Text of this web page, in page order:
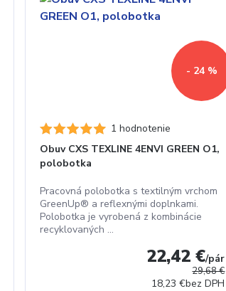
- 24 %
1 hodnotenie
Obuv CXS TEXLINE 4ENVI GREEN O1,
polobotka
Pracovná polobotka s textilným vrchom
GreenUp® a reflexnými doplnkami.
Polobotka je vyrobená z kombinácie
recyklovaných ...
29,68 €
22,42 €/pár
18,23 €bez DPH